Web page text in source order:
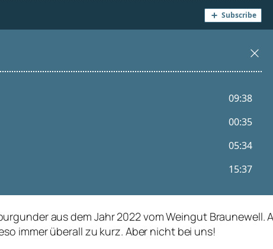
aus dem Jahr 2022 vom Weingut Braunewell.
immer überall zu kurz. Aber nicht bei uns!